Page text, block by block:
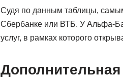
Судя по данным таблицы,
Сбербанке или ВТБ. У Альфа-
услуг, в рамках которого